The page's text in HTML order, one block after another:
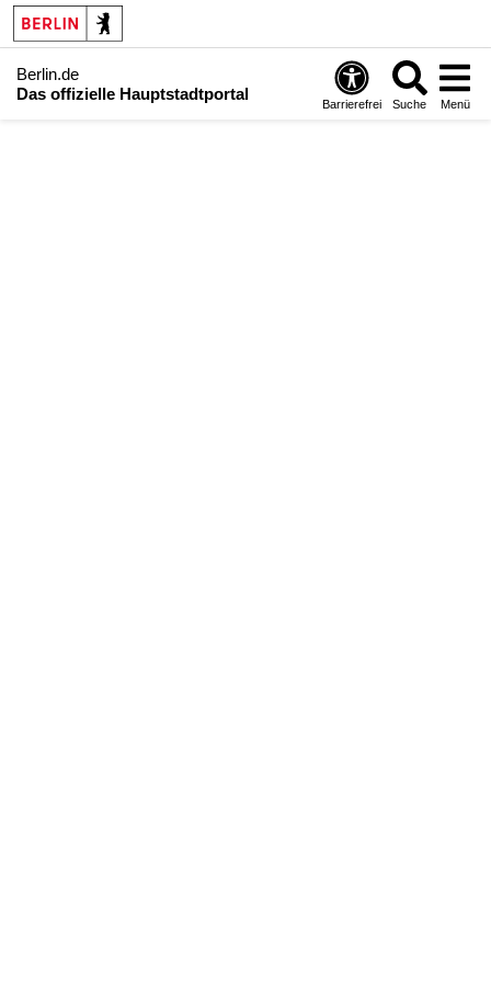
Berlin.de
Das offizielle Hauptstadtportal
Barrierefrei Suche Menü